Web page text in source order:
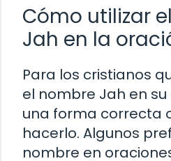
Cómo utilizar
Jah en la
Para los cristianos
el nombre Jah en
una forma correcta
hacerlo. Algunos
nombre en